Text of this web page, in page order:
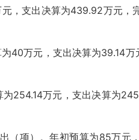
，支出决算为439.92万元，
40万元，支出决算为39.14
254.14万元，支出决算为
（项）。年初预算为85万元